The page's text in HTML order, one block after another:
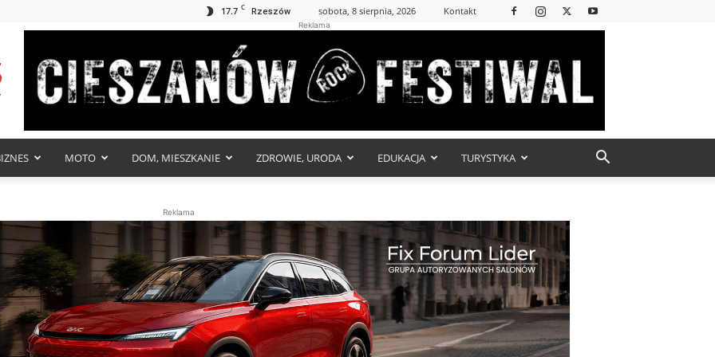
17.7 C Rzeszów sobota, 8 sierpnia, 2026 Kontakt
Reklama
MOTO DOM, MIESZKANIE ZDROWIE, URODA EDUKACJA TURYSTYKA
Reklama